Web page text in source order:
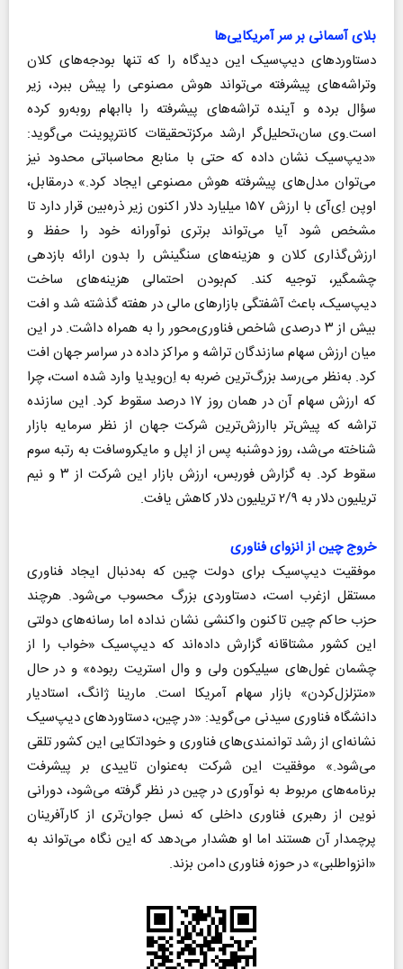
بلای آسمانی بر سر آمریکایی‌ها
دستاوردهای دیپ‌سیک این دیدگاه را که تنها بودجه‌های کلان
وتراشه‌های پیشرفته می‌تواند هوش مصنوعی را پیش ببرد، زیر
سؤال برده و آینده تراشه‌های پیشرفته را باابهام روبه‌رو کرده
است.وی سان،تحلیل‌گر ارشد مرکزتحقیقات کانترپوینت می‌گوید:
«دیپ‌سیک نشان داده که حتی با منابع محاسباتی محدود نیز
می‌توان مدل‌های پیشرفته هوش مصنوعی ایجاد کرد.» درمقابل،
اوپن‌ اِی‌آی با ارزش ۱۵۷ میلیارد دلار اکنون زیر ذره‌بین قرار دارد تا
مشخص شود آیا می‌تواند برتری نوآورانه خود را حفظ و
ارزش‌گذاری کلان و هزینه‌های سنگینش را بدون ارائه بازدهی
چشمگیر، توجیه کند. کم‌بودن احتمالی هزینه‌های ساخت
دیپ‌سیک، باعث آشفتگی بازارهای مالی در هفته گذشته شد و افت
بیش از ۳ درصدی شاخص فناوری‌محور را به همراه داشت. در این
میان ارزش سهام سازندگان تراشه و مراکز داده در سراسر جهان افت
کرد. به‌نظر می‌رسد بزرگ‌‌ترین ضربه به اِن‌ویدیا وارد شده است، چرا
که ارزش سهام آن در همان روز ۱۷ درصد سقوط کرد. این سازنده
تراشه که پیش‌تر باارزش‌ترین شرکت جهان از نظر سرمایه بازار
شناخته می‌شد، روز دوشنبه پس از اپل و مایکروسافت به رتبه سوم
سقوط کرد. به گزارش فوربس، ارزش بازار این شرکت از ۳ و نیم
تریلیون دلار به ۲/۹ تریلیون دلار کاهش یافت.
خروج چین از انزوای فناوری
موفقیت دیپ‌سیک برای دولت چین که به‌دنبال ایجاد فناوری
مستقل ازغرب است، دستاوردی بزرگ محسوب می‌شود. هرچند
حزب حاکم چین تاکنون واکنشی نشان نداده اما رسانه‌های دولتی
این کشور مشتاقانه گزارش داده‌اند که دیپ‌سیک «خواب را از
چشمان غول‌های سیلیکون ولی و وال استریت ربوده» و در حال
«متزلزل‌کردن» بازار سهام آمریکا است. مارینا ژانگ، استادیار
دانشگاه فناوری سیدنی می‌گوید: «در چین، دستاوردهای دیپ‌سیک
نشانه‌ای از رشد توانمندی‌های فناوری و خوداتکایی این کشور تلقی
می‌شود.» موفقیت این شرکت به‌عنوان تاییدی بر پیشرفت
برنامه‌های مربوط به نوآوری در چین در نظر گرفته می‌شود، دورانی
نوین از رهبری فناوری داخلی که نسل جوان‌تری از کارآفرینان
پرچمدار آن هستند اما او هشدار می‌دهد که این نگاه می‌تواند به
«انزواطلبی» در حوزه فناوری دامن بزند.